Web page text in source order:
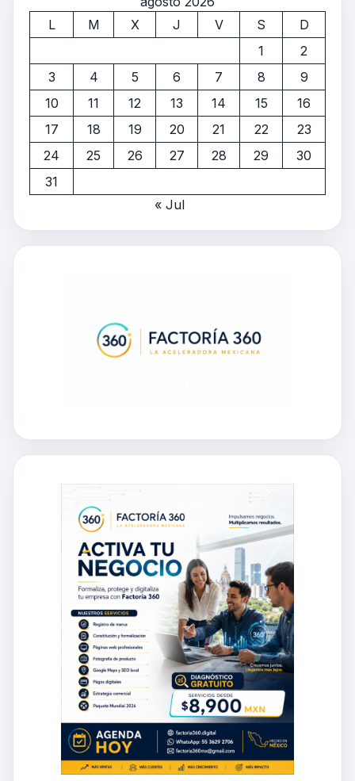
L
M X J V S
D
1
2
3
4 5 6 7 8
9
10
11 12 13 14 15
16
17
18 19 20 21 22
23
24
25 26 27 28 29
30
31
« Jul